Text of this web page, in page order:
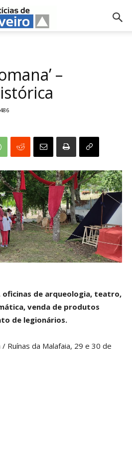
–
486
oficinas de arqueologia, teatro,
venda de produtos
de legionários.
Ruínas da Malafaia, 29 e 30 de